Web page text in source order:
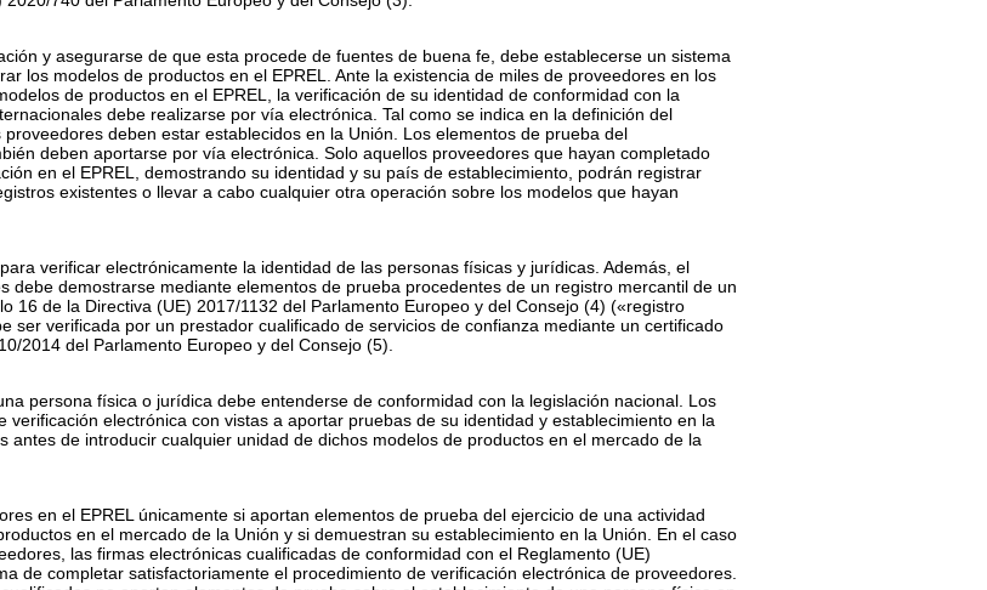
y asegurarse de que esta procede de fuentes de buena fe, debe establecerse un sistema
los modelos de productos en el EPREL. Ante la existencia de miles de proveedores en los
de productos en el EPREL, la verificación de su identidad de conformidad con la
debe realizarse por vía electrónica. Tal como se indica en la definición del
deben estar establecidos en la Unión. Los elementos de prueba del
deben aportarse por vía electrónica. Solo aquellos proveedores que hayan completado
en el EPREL, demostrando su identidad y su país de establecimiento, podrán registrar
existentes o llevar a cabo cualquier otra operación sobre los modelos que hayan
verificar electrónicamente la identidad de las personas físicas y jurídicas. Además, el
debe demostrarse mediante elementos de prueba procedentes de un registro mercantil de un
16 de la Directiva (UE) 2017/1132 del Parlamento Europeo y del Consejo(4) («registro
ser verificada por un prestador cualificado de servicios de confianza mediante un certificado
2014 del Parlamento Europeo y del Consejo(5)
persona física o jurídica debe entenderse de conformidad con la legislación nacional. Los
electrónica con vistas a aportar pruebas de su identidad y establecimiento en la
antes de introducir cualquier unidad de dichos modelos de productos en el mercado de la
en el EPREL únicamente si aportan elementos de prueba del ejercicio de una actividad
en el mercado de la Unión y si demuestran su establecimiento en la Unión. En el caso
las firmas electrónicas cualificadas de conformidad con el Reglamento (UE)
de completar satisfactoriamente el procedimiento de verificación electrónica de proveedores.